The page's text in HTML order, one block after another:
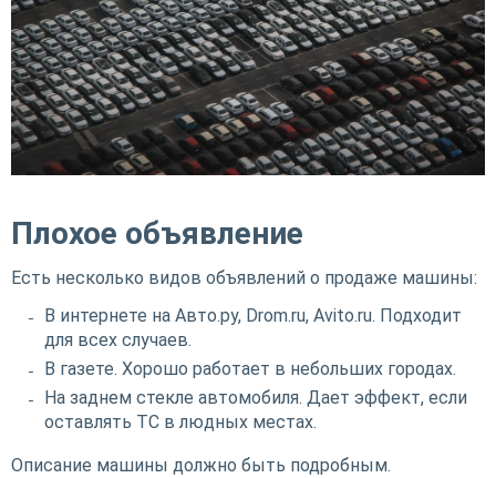
Плохое объявление
Есть несколько видов объявлений о продаже машины:
В интернете на Авто.ру, Drom.ru, Avito.ru. Подходит
для всех случаев.
В газете. Хорошо работает в небольших городах.
На заднем стекле автомобиля. Дает эффект, если
оставлять ТС в людных местах.
Описание машины должно быть подробным.